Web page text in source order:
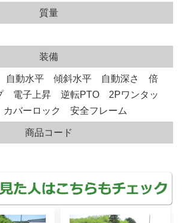
質量
装備
動水平 傾斜水平 自動深さ 倍
電子上昇 逆転PTO 2Pワンタッ
バーロック 安全フレーム
商品コード